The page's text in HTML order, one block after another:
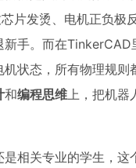
芯片发烫、电机正负
手。而在TinkerCAD
状态，所有物理规
和编程思维上，把机
相关专业的学生，